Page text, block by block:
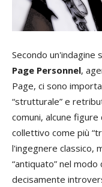
Secondo un'indagine
Page Personnel,
Page, ci sono
“strutturale” e
comuni, alcune
collettivo come più
l'ingegnere classico,
“antiquato” nel
decisamente